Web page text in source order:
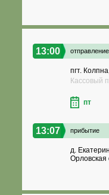
13:00 отправление
пгт.
Кассовый
пт
13:07 прибытие
д.
Орловская